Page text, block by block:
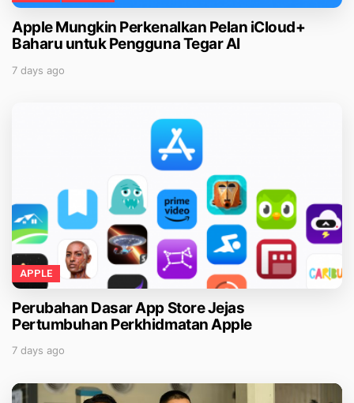
Apple Mungkin Perkenalkan Pelan iCloud+
Baharu untuk Pengguna Tegar AI
7 days ago
APPLE
Perubahan Dasar App Store Jejas
Pertumbuhan Perkhidmatan Apple
7 days ago